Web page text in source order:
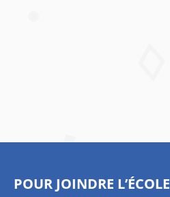
POUR JOINDRE L’ÉCOLE